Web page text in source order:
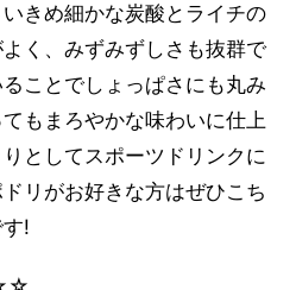
きめ細かな炭酸とライチの
く、みずみずしさも抜群で
ことでしょっぱさにも丸み
もまろやかな味わいに仕上
としてスポーツドリンクに
リがお好きな方はぜひこち
!